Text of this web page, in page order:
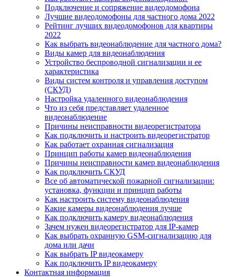
Подключение и сопряжение видеодомофона
Лучшие видеодомофоны для частного дома 2022
Рейтинг лучших видеодомофонов для квартиры
2022
Как выбрать видеонаблюдение для частного дома?
Виды камер для видеонаблюдения
Устройство беспроводной сигнализации и ее
характеристика
Виды систем контроля и управления доступом
(СКУД)
Настройка удаленного видеонаблюдения
Что из себя представляет удаленное
видеонаблюдение
Причины неисправности видеорегистратора
Как подключить и настроить видеорегистратор
Как работает охранная сигнализация
Принцип работы камер видеонаблюдения
Причины неисправности камер видеонаблюдения
Как подключить СКУД
Все об автоматической пожарной сигнализации:
установка, функции и принцип работы
Как настроить систему видеонаблюдения
Какие камеры видеонаблюдения лучше
Как подключить камеру видеонаблюдения
Зачем нужен видеорегистратор для IP-камер
Как выбрать охранную GSM-сигнализацию для
дома или дачи
Как выбрать IP видеокамеру
Как подключить IP видеокамеру
Контактная информация